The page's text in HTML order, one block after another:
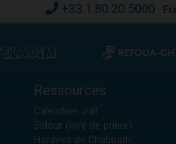
+33.1.80.20.5000
Ressources
Calendrier Juif
Sidour (livre de prière)
Horaires de Chabbath